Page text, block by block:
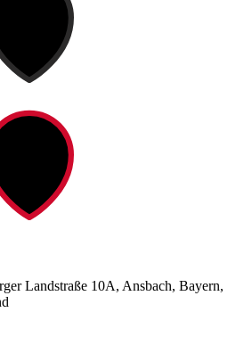
Landstraße 10A, Ansbach, Bayern,